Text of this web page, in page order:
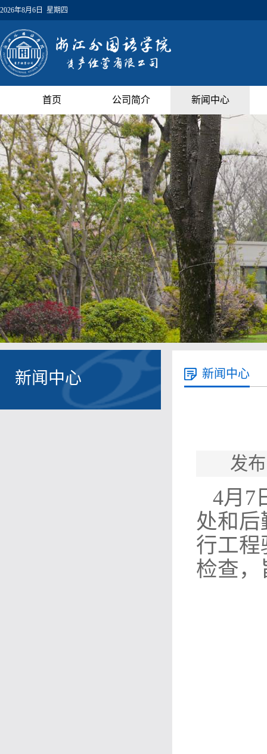
2026年8月6日 星期四
首页 公司简介 新闻中心
新闻中心 新闻中心
发
4月7
处和
行工程
检查，